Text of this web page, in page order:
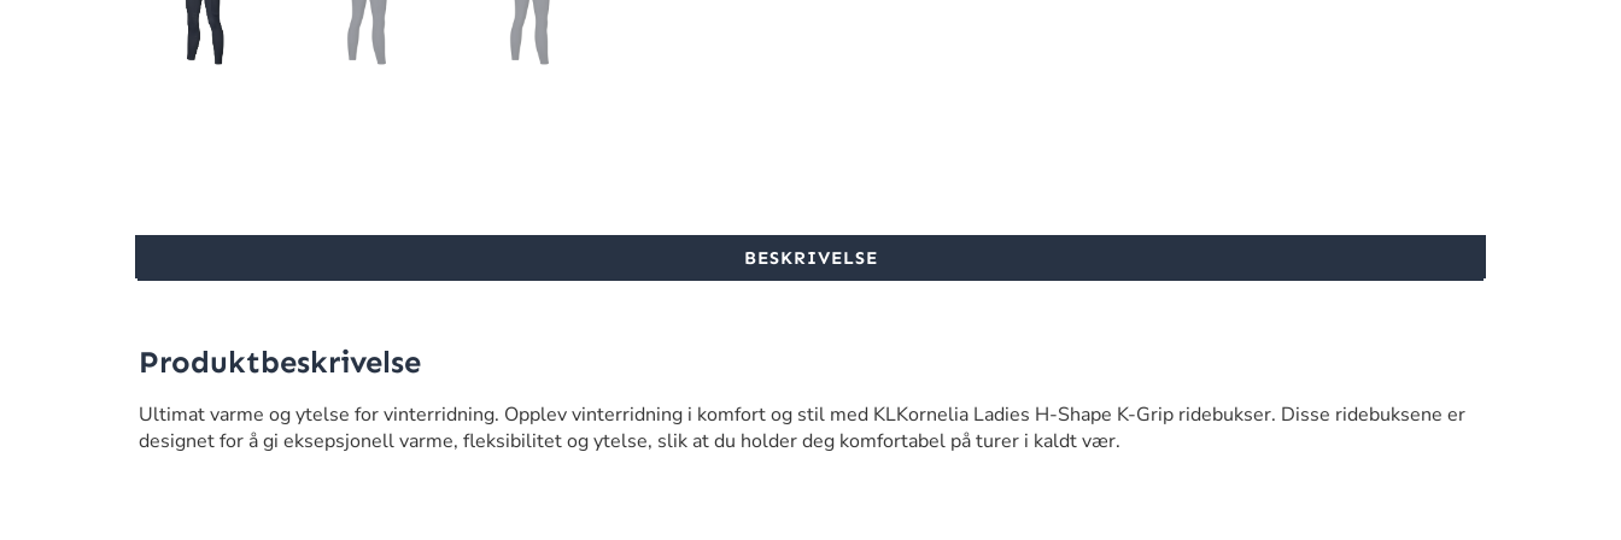
BESKRIVELSE
Produktbeskrivelse
Ultimat varme og ytelse for vinterridning. Opplev vinterridning i komfort og stil med KLKornelia Ladies H-Shape K-Grip ridebukser. Disse ridebuksene er
designet for å gi eksepsjonell varme, fleksibilitet og ytelse, slik at du holder deg komfortabel på turer i kaldt vær.